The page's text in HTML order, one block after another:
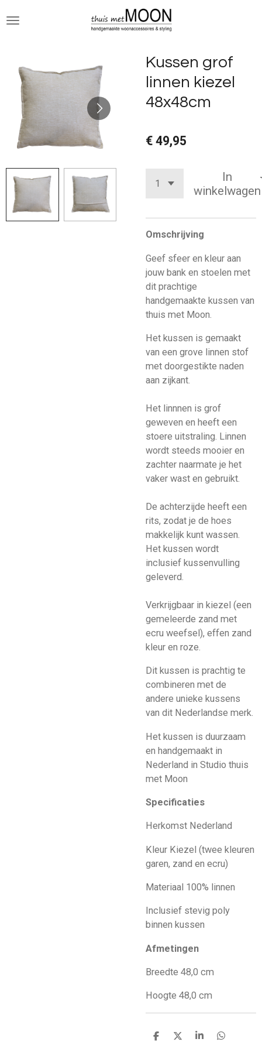
direct
hoofdinhoud
Kussen grof
linnen kiezel
48x48cm
€ 49,95
In
winkelwagen
Omschrijving
Geef sfeer en kleur aan
jouw bank en stoelen met
dit prachtige
handgemaakte kussen van
thuis met Moon.
Het kussen is gemaakt
van een grove linnen stof
met doorgestikte naden
aan zijkant.
Het linnnen is grof
geweven en heeft een
stoere uitstraling. Linnen
wordt steeds mooier en
zachter naarmate je het
vaker wast en gebruikt.
De achterzijde heeft een
rits, zodat je de hoes
makkelijk kunt wassen.
Het kussen wordt
inclusief kussenvulling
geleverd.
Verkrijgbaar in kiezel (een
gemeleerde zand met
ecru weefsel), effen zand
kleur en roze.
Dit kussen is prachtig te
combineren met de
andere unieke kussens
van dit Nederlandse merk.
Het kussen is duurzaam
en handgemaakt in
Nederland in Studio thuis
met Moon
Specificaties
Herkomst Nederland
Kleur Kiezel (twee kleuren
garen, zand en ecru)
Materiaal 100% linnen
Inclusief stevig poly
binnen kussen
Afmetingen
Breedte 48,0 cm
Hoogte 48,0 cm
D
D
S
D